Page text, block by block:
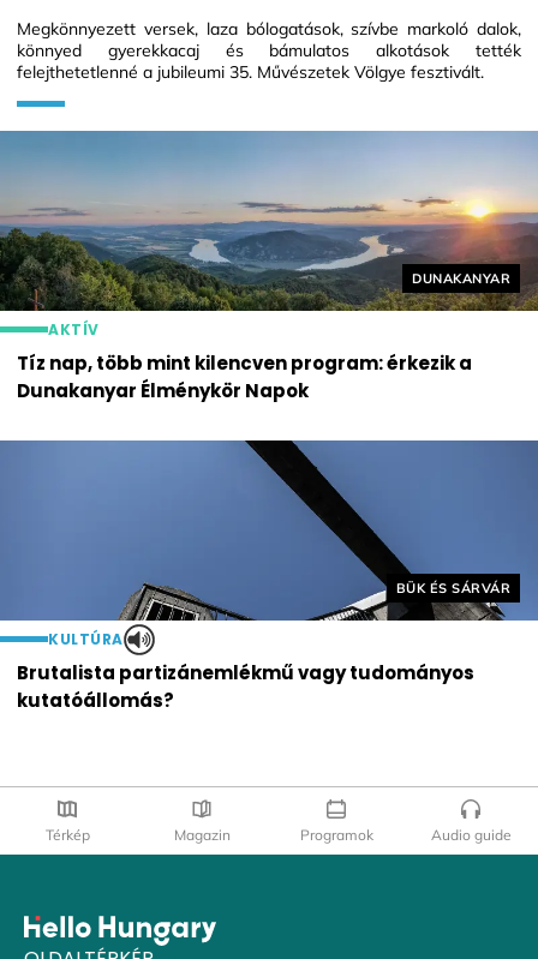
Helyszín
DUNAKANYAR
AKTÍV
Tíz nap, több mint kilencven program: érkezik a
Dunakanyar Élménykör Napok
Megkönnyezett versek, laza bólogatások, szívbe markoló dalok,
könnyed gyerekkacaj és bámulatos alkotások tették
felejthetetlenné a jubileumi 35. Művészetek Völgye fesztivált.
Helyszín címkék:
BÜK ÉS SÁRVÁR
KULTÚRA
Brutalista partizánemlékmű vagy tudományos
kutatóállomás?
Térkép Magazin Programok Audio guide